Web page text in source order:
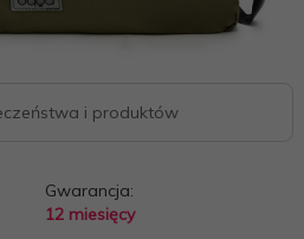
i produktów
Gwarancja:
12 miesięcy